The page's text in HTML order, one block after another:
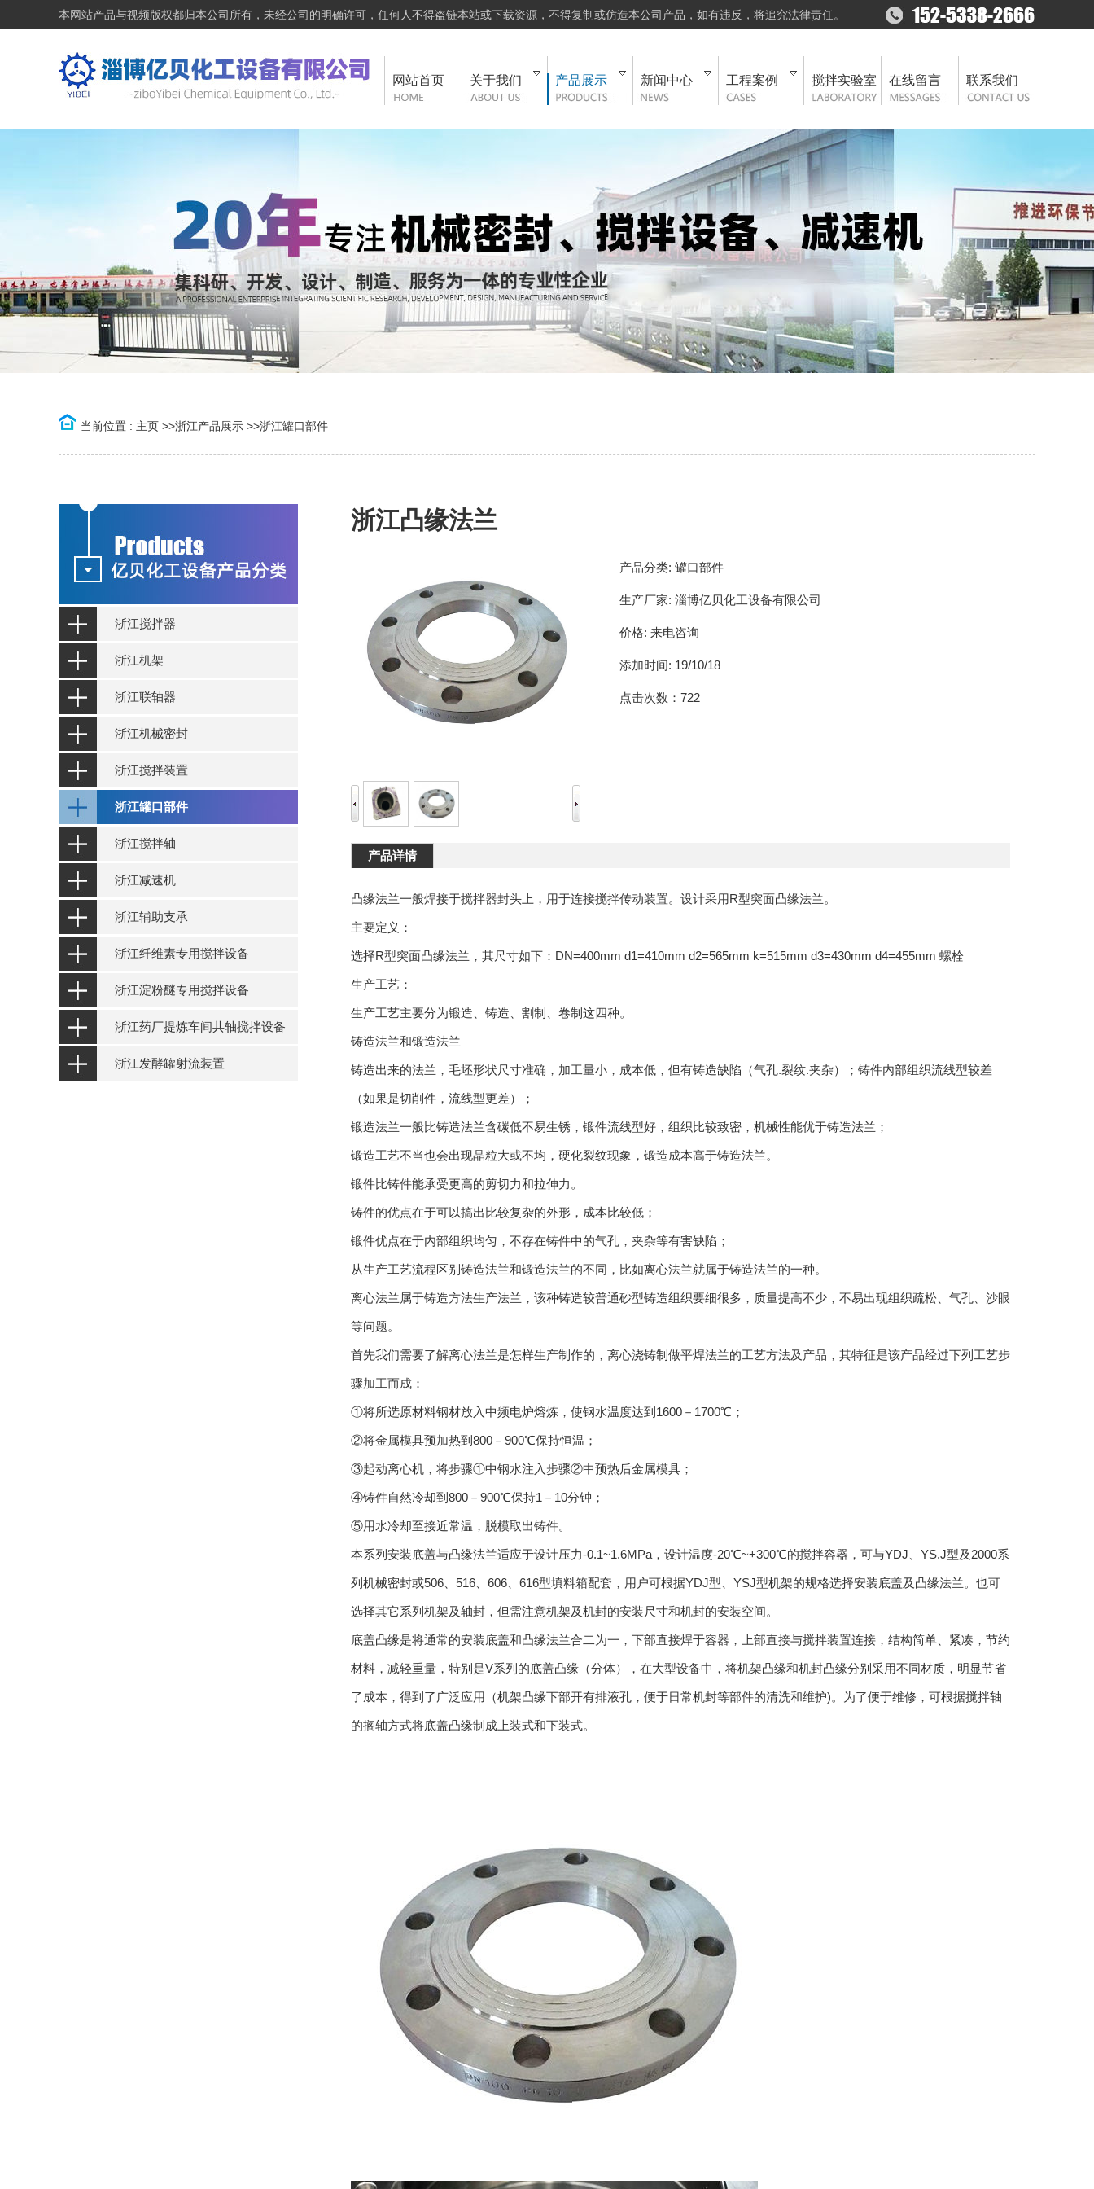
本网站产品与视频版权都归本公司所有，未经公司的明确许可，任何人不得盗链本站或下载资源，不得复制或仿造本公司产品，如有违反，将追究法律责任。
网站首页 关于我们 产品展示 新闻中心 工程案例 搅拌实验室 在线留言 联系我们
当前位置 : 主页 >>浙江产品展示 >>浙江罐口部件
浙江搅拌器
浙江机架
浙江联轴器
浙江机械密封
浙江搅拌装置
浙江罐口部件
浙江搅拌轴
浙江减速机
浙江辅助支承
浙江纤维素专用搅拌设备
浙江淀粉醚专用搅拌设备
浙江药厂提炼车间共轴搅拌设备
浙江发酵罐射流装置
浙江凸缘法兰
产品分类: 罐口部件
生产厂家: 淄博亿贝化工设备有限公司
价格: 来电咨询
添加时间: 19/10/18
点击次数： 722
产品详情
凸缘法兰一般焊接于搅拌器封头上，用于连接搅拌传动装置。设计采用R型突面凸缘法兰。
主要定义：
选择R型突面凸缘法兰，其尺寸如下：DN=400mm d1=410mm d2=565mm k=515mm d3=430mm d4=455mm 螺栓
生产工艺：
生产工艺主要分为锻造、铸造、割制、卷制这四种。
铸造法兰和锻造法兰
铸造出来的法兰，毛坯形状尺寸准确，加工量小，成本低，但有铸造缺陷（气孔.裂纹.夹杂）；铸件内部组织流线型较差
（如果是切削件，流线型更差）；
锻造法兰一般比铸造法兰含碳低不易生锈，锻件流线型好，组织比较致密，机械性能优于铸造法兰；
锻造工艺不当也会出现晶粒大或不均，硬化裂纹现象，锻造成本高于铸造法兰。
锻件比铸件能承受更高的剪切力和拉伸力。
铸件的优点在于可以搞出比较复杂的外形，成本比较低；
锻件优点在于内部组织均匀，不存在铸件中的气孔，夹杂等有害缺陷；
从生产工艺流程区别铸造法兰和锻造法兰的不同，比如离心法兰就属于铸造法兰的一种。
离心法兰属于铸造方法生产法兰，该种铸造较普通砂型铸造组织要细很多，质量提高不少，不易出现组织疏松、气孔、沙眼
等问题。
首先我们需要了解离心法兰是怎样生产制作的，离心浇铸制做平焊法兰的工艺方法及产品，其特征是该产品经过下列工艺步
骤加工而成：
①将所选原材料钢材放入中频电炉熔炼，使钢水温度达到1600－1700℃；
②将金属模具预加热到800－900℃保持恒温；
③起动离心机，将步骤①中钢水注入步骤②中预热后金属模具；
④铸件自然冷却到800－900℃保持1－10分钟；
⑤用水冷却至接近常温，脱模取出铸件。
本系列安装底盖与凸缘法兰适应于设计压力-0.1~1.6MPa，设计温度-20℃~+300℃的搅拌容器，可与YDJ、YS.J型及2000系
列机械密封或506、516、606、616型填料箱配套，用户可根据YDJ型、YSJ型机架的规格选择安装底盖及凸缘法兰。也可
选择其它系列机架及轴封，但需注意机架及机封的安装尺寸和机封的安装空间。
底盖凸缘是将通常的安装底盖和凸缘法兰合二为一，下部直接焊于容器，上部直接与搅拌装置连接，结构简单、紧凑，节约
材料，减轻重量，特别是V系列的底盖凸缘（分体），在大型设备中，将机架凸缘和机封凸缘分别采用不同材质，明显节省
了成本，得到了广泛应用（机架凸缘下部开有排液孔，便于日常机封等部件的清洗和维护)。为了便于维修，可根据搅拌轴
的搁轴方式将底盖凸缘制成上装式和下装式。